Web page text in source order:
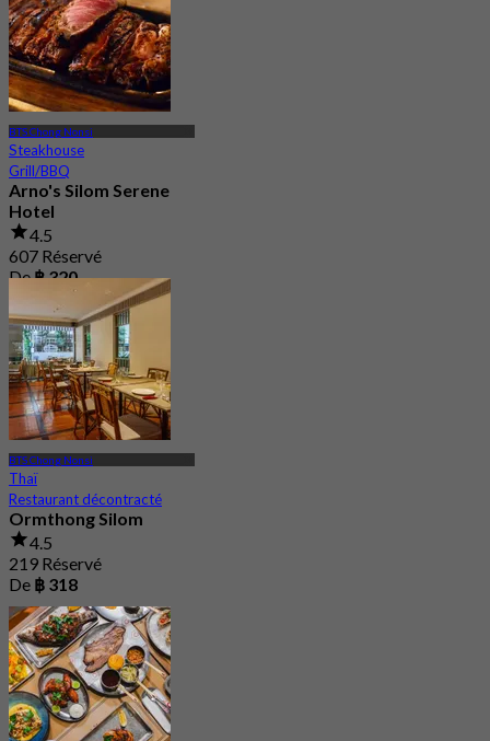
BTS Chong Nonsi
Steakhouse
Grill/BBQ
Arno's Silom Serene
Hotel
4.5
607 Réservé
De฿ 320
BTS Chong Nonsi
Thaï
Restaurant décontracté
Ormthong Silom
4.5
219 Réservé
De ฿ 318